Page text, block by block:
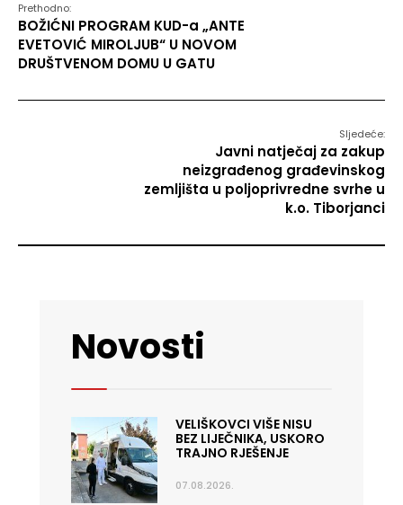
Prethodno:
BOŽIĆNI PROGRAM KUD-a „ANTE
EVETOVIĆ MIROLJUB“ U NOVOM
DRUŠTVENOM DOMU U GATU
Sljedeće:
Javni natječaj za zakup
neizgrađenog građevinskog
zemljišta u poljoprivredne svrhe u
k.o. Tiborjanci
Novosti
VELIŠKOVCI VIŠE NISU
BEZ LIJEČNIKA, USKORO
TRAJNO RJEŠENJE
07.08.2026.